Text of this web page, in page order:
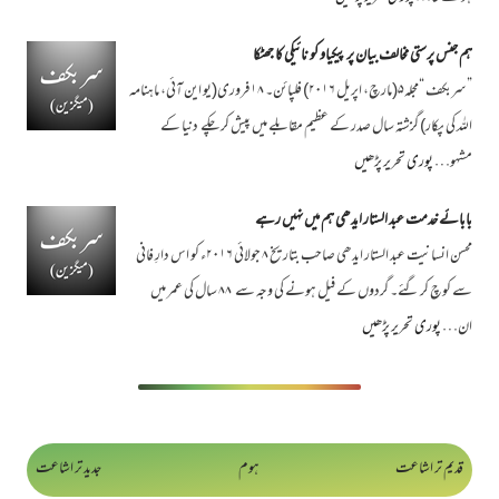
ہم جنس پرستی مخالف بیان پر پیکیاو کو نائیکی کا جھٹکا
”سربکف “مجلہ۵(مارچ، اپریل ۲۰۱۶) فلپائن۔ ۱۸ فروری(یو این آئی، ماہنامہ
اللہ کی پکار) گزشتہ سال صدر کے عظیم مقابلے میں پیش کر چکے دنیا کے
مشہو…پوری تحریر پڑھیں
بابائے خدمت عبد الستار ایدھی ہم میں نہیں رہے
محسن انسانیت عبد الستار ایدھی صاحب بتاریخ ۸ جولائی ۲۰۱۶ء کو اس دارِ فانی
سے کوچ کر گئے۔ گردوں کے فیل ہونے کی وجہ سے ۸۸ سال کی عمر میں
ان…پوری تحریر پڑھیں
جدید تر اشاعت قدیم تر اشاعت ہوم